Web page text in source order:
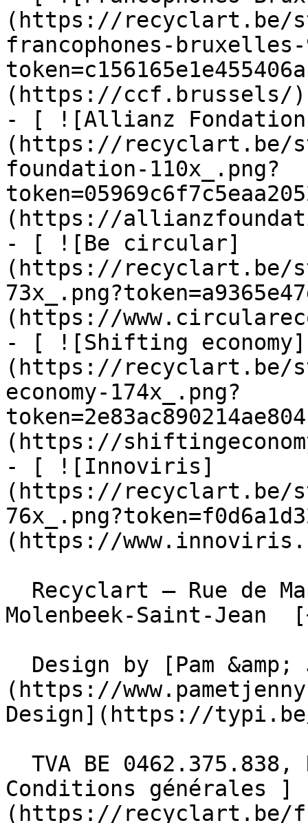
(https://recyclart.be/
francophones-bruxelles-
(https://ccf.brussels/)
- [ ![Allianz
(https://recyclart.be/
foundation-110x_.png?
(https://
- [ ![Be circular]
(https://recyclart.be/
(https://
- [ ![Shifting economy]
(https://recyclart.be/
economy-174x_.png?
(https://
- [ ![Innoviris]
(https://recyclart.be/
(https://
Molenbeek-Saint-
(https://
Design](https://
Conditions générales ]
(https://recyclart.be/